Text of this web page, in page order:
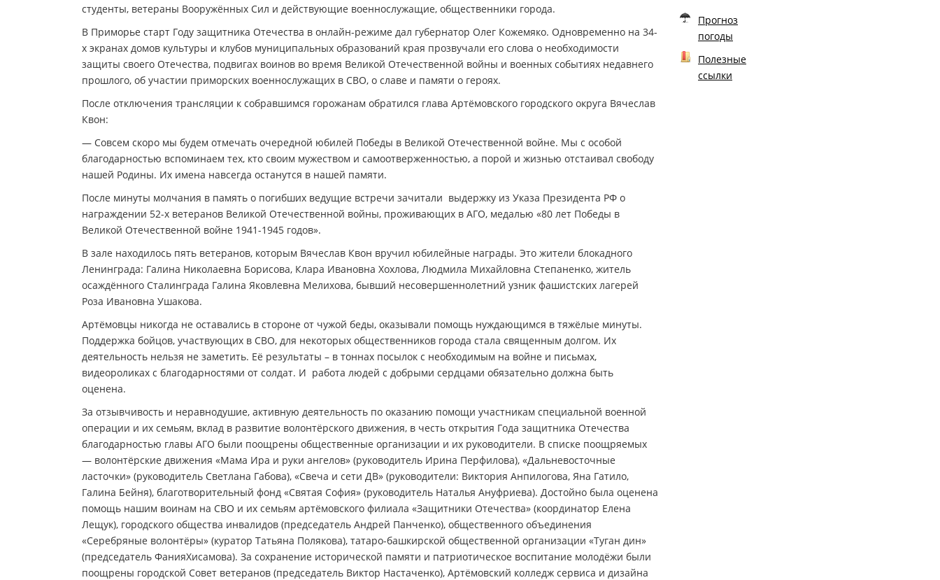
студенты, ветераны Вооружённых Сил и действующие военнослужащие, общественники города.
В Приморье старт Году защитника Отечества в онлайн-режиме дал губернатор Олег Кожемяко. Одновременно на 34-
х экранах домов культуры и клубов муниципальных образований края прозвучали его слова о необходимости
защиты своего Отечества, подвигах воинов во время Великой Отечественной войны и военных событиях недавнего
прошлого, об участии приморских военнослужащих в СВО, о славе и памяти о героях.
После отключения трансляции к собравшимся горожанам обратился глава Артёмовского городского округа Вячеслав
Квон:
— Совсем скоро мы будем отмечать очередной юбилей Победы в Великой Отечественной войне. Мы с особой
благодарностью вспоминаем тех, кто своим мужеством и самоотверженностью, а порой и жизнью отстаивал свободу
нашей Родины. Их имена навсегда останутся в нашей памяти.
После минуты молчания в память о погибших ведущие встречи зачитали выдержку из Указа Президента РФ о
награждении 52-х ветеранов Великой Отечественной войны, проживающих в АГО, медалью «80 лет Победы в
Великой Отечественной войне 1941-1945 годов».
В зале находилось пять ветеранов, которым Вячеслав Квон вручил юбилейные награды. Это жители блокадного
Ленинграда: Галина Николаевна Борисова, Клара Ивановна Хохлова, Людмила Михайловна Степаненко, житель
осаждённого Сталинграда Галина Яковлевна Мелихова, бывший несовершеннолетний узник фашистских лагерей
Роза Ивановна Ушакова.
Артёмовцы никогда не оставались в стороне от чужой беды, оказывали помощь нуждающимся в тяжёлые минуты.
Поддержка бойцов, участвующих в СВО, для некоторых общественников города стала священным долгом. Их
деятельность нельзя не заметить. Её результаты – в тоннах посылок с необходимым на войне и письмах,
видеороликах с благодарностями от солдат. И работа людей с добрыми сердцами обязательно должна быть
оценена.
За отзывчивость и неравнодушие, активную деятельность по оказанию помощи участникам специальной военной
операции и их семьям, вклад в развитие волонтёрского движения, в честь открытия Года защитника Отечества
благодарностью главы АГО были поощрены общественные организации и их руководители. В списке поощряемых
— волонтёрские движения «Мама Ира и руки ангелов» (руководитель Ирина Перфилова), «Дальневосточные
ласточки» (руководитель Светлана Габова), «Свеча и сети ДВ» (руководители: Виктория Анпилогова, Яна Гатило,
Галина Бейня), благотворительный фонд «Святая София» (руководитель Наталья Ануфриева). Достойно была оценена
помощь нашим воинам на СВО и их семьям артёмовского филиала «Защитники Отечества» (координатор Елена
Лещук), городского общества инвалидов (председатель Андрей Панченко), общественного объединения
«Серебряные волонтёры» (куратор Татьяна Полякова), татаро-башкирской общественной организации «Туган дин»
(председатель ФанияХисамова). За сохранение исторической памяти и патриотическое воспитание молодёжи были
поощрены городской Совет ветеранов (председатель Виктор Настаченко), Артёмовский колледж сервиса и дизайна
Прогноз
погоды
Полезные
ссылки